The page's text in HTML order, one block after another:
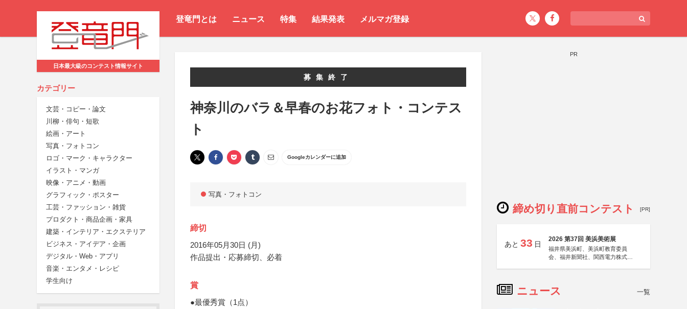
登竜門とは ニュース 特集 結果発表 メルマガ登録
日本最大級のコンテスト情報サイト
カテゴリー
文芸・コピー・論文
川柳・俳句・短歌
絵画・アート
写真・フォトコン
ロゴ・マーク・キャラクター
イラスト・マンガ
映像・アニメ・動画
グラフィック・ポスター
工芸・ファッション・雑貨
プロダクト・商品企画・家具
建築・インテリア・エクステリア
ビジネス・アイデア・企画
デジタル・Web・アプリ
音楽・エンタメ・レシピ
学生向け
募集終了
神奈川のバラ＆早春のお花フォト・コンテス
ト
Googleカレンダーに追加
写真・フォトコン
締切
2016年05月30日 (月)
作品提出・応募締切、必着
賞
●最優秀賞（1点）
PR
締め切り直前コンテスト [PR]
あと 33 日
2026 第37回 美浜美術展
福井県美浜町、美浜町教育委員
会、福井新聞社、関西電力株式会
ニュース 一覧